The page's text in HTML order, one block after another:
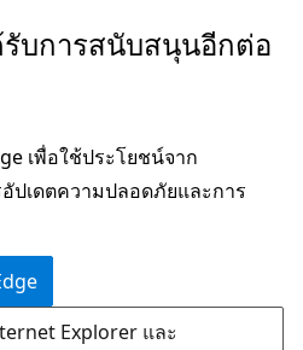
รับการสนับสนุนอีกต่อ
เพื่อใช้ประโยชน์จาก
เดตความปลอดภัยและการ
Explorer และ